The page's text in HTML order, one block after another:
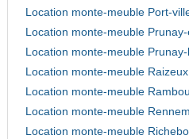
Location monte-meuble Port-
Location monte-meuble
Location monte-meuble
Location monte-meuble
Location monte-meuble
Location monte-meuble
Location monte-meuble